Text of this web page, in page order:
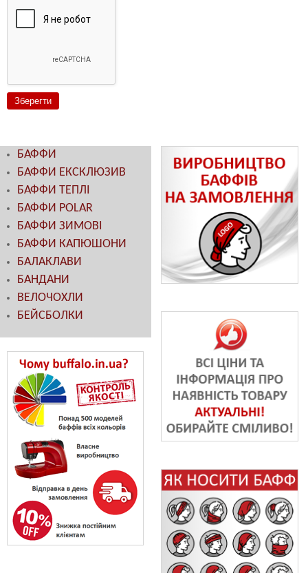
БАФФИ
БАФФИ ЕКСКЛЮЗИВ
БАФФИ ТЕПЛІ
БАФФИ POLAR
БАФФИ ЗИМОВІ
БАФФИ КАПЮШОНИ
БАЛАКЛАВИ
БАНДАНИ
ВЕЛОЧОХЛИ
БЕЙСБОЛКИ